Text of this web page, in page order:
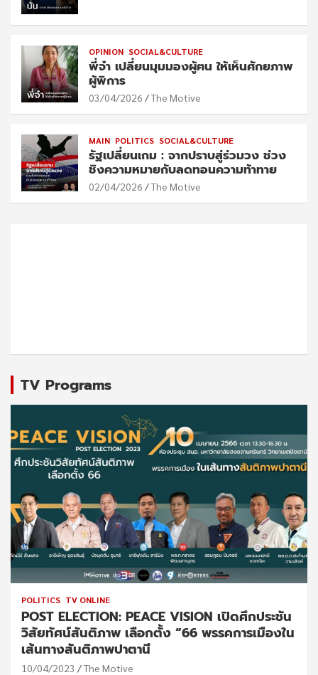
OPINION SOCIAL&CULTURE
พี่จ๋า เปลี่ยนมุมมองผู้ฅน ให้เห็นศักยภาพ
ผู้พิการ
03/04/2026 The Motive
MAIN POLITICS SOCIAL&CULTURE
รัฐเปลี่ยนเกม : จากปราบสู่ร่วมวง ช่วง
ชิงความหมายกับลดทอนความท้าทาย
02/04/2026 The Motive
TV Programs
POLITICS TV ONLINE
POST ELECTION: PEACE VISION เปิดศึกประชัน
วิสัยทัศน์สันติภาพ เลือกตั้ง “66 พรรคการเมืองใน
เส้นทางสันติภาพปาตานี
10/04/2023 The Motive